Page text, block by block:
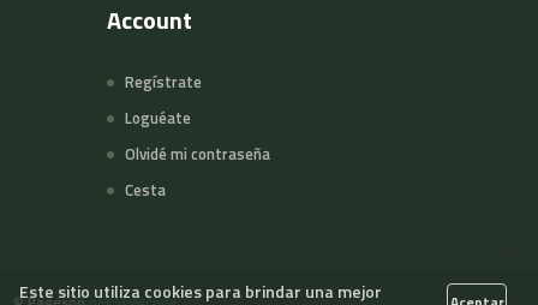
Account
Regístrate
Loguéate
Olvidé mi contraseña
Cesta
Este sitio utiliza cookies para brindar una mejor